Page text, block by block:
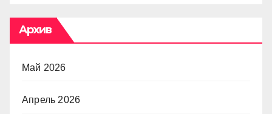
Архив
Май 2026
Апрель 2026